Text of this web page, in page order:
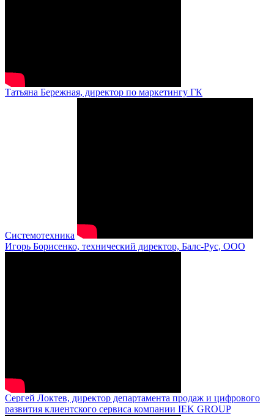
Татьяна Бережная, директор по маркетингу ГК
Системотехника
Игорь Борисенко, технический директор, Балс-Рус, ООО
Сергей Локтев, директор департамента продаж и цифрового
развития клиентского сервиса компании IEK GROUP